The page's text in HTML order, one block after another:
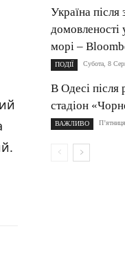
Україна
домовленості
морі –
ПОДІЇ Субота, 8
В Одесі після
стадіон
ВАЖЛИВО